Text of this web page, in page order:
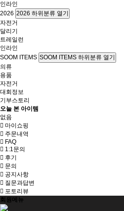
인라인
2026 2026 하위분류 열기
자전거
달리기
트레일런
인라인
SOOM ITEMS SOOM ITEMS 하위분류 열기
의류
용품
자전거
대회정보
기부스토리
오늘 본 아이템
없음
마이쇼핑
주문내역
FAQ
1:1문의
후기
문의
공지사항
질문과답변
포토리뷰
회원메뉴